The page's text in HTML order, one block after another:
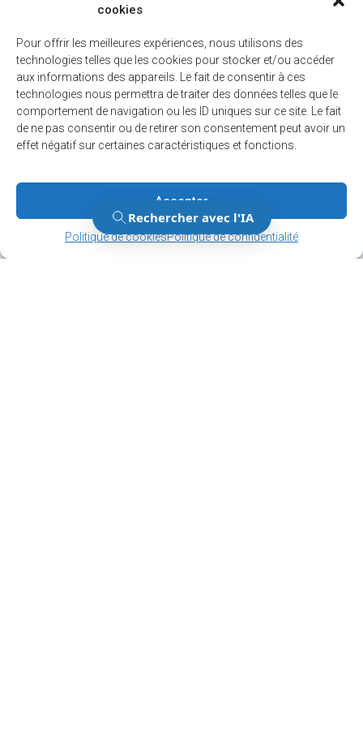
cookies
Pour offrir les meilleures expériences, nous utilisons des
technologies telles que les cookies pour stocker et/ou accéder
aux informations des appareils. Le fait de consentir à ces
technologies nous permettra de traiter des données telles que le
comportement de navigation ou les ID uniques sur ce site. Le fait
de ne pas consentir ou de retirer son consentement peut avoir un
effet négatif sur certaines caractéristiques et fonctions.
Accepter
Politique de cookiesPolitique de confidentialité
Politique
Règlements
Sécurité
Sports et loisirs
Gérer le consentement
Gérer le consentement